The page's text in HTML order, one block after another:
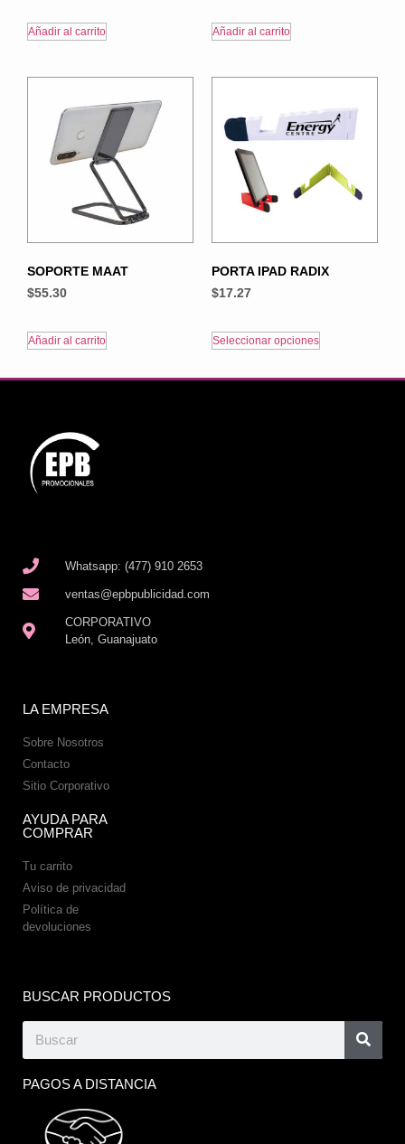
Añadir al carrito Añadir al carrito
SOPORTE MAAT
$55.30
Añadir al carrito
PORTA IPAD RADIX
$17.27
Seleccionar opciones
Whatsapp: (477) 910 2653
ventas@epbpublicidad.com
CORPORATIVO
León, Guanajuato
LA EMPRESA
Sobre Nosotros
Contacto
Sitio Corporativo
AYUDA PARA
COMPRAR
Tu carrito
Aviso de privacidad
Política de
devoluciones
BUSCAR PRODUCTOS
PAGOS A DISTANCIA